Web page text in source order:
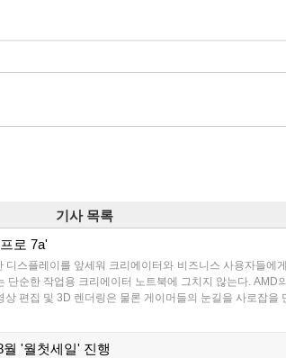
기사 목록
로 7a'
스플레이를 앞세워 크리에이터와 비즈니스 사용자들에
순한 작업용 크리에이터 노트북에 그치지 않는다. AMD
편집 및 3D 렌더링은 물론 게이머들의 눈길을 사로잡을
'월첫세일' 진행